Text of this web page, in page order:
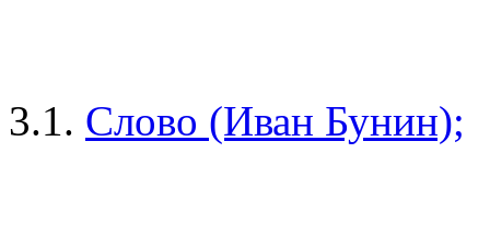
3.1. Слово (Иван Бунин);